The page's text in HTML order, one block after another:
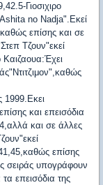
Γιοσιχιρο
no Nadja".Εκεί
επίσης και σε
Τζουν"εκεί
Καιζαουα:Έχει
1999.Εκει
και επεισόδια
και σε άλλες
επίσης
σειράς υπογράφουν
επεισόδια της